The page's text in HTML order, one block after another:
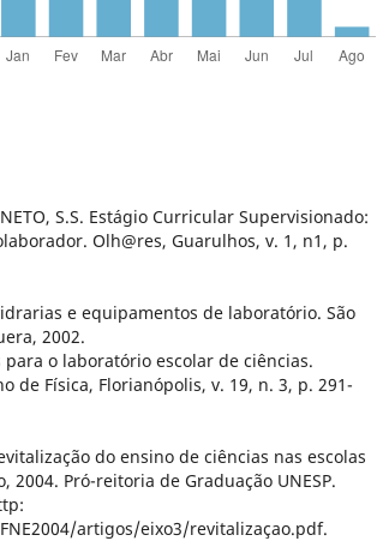
NETO, S.S. Estágio Curricular Supervisionado:
Olh@res, Guarulhos, v. 1, n1, p.
e equipamentos de laboratório. São
2002.
para o laboratório escolar de ciências.
de Física, Florianópolis, v. 19, n. 3, p. 291-
do ensino de ciências nas escolas
Pró-reitoria de Graduação UNESP.
artigos/eixo3/revitalizaçao.pdf.